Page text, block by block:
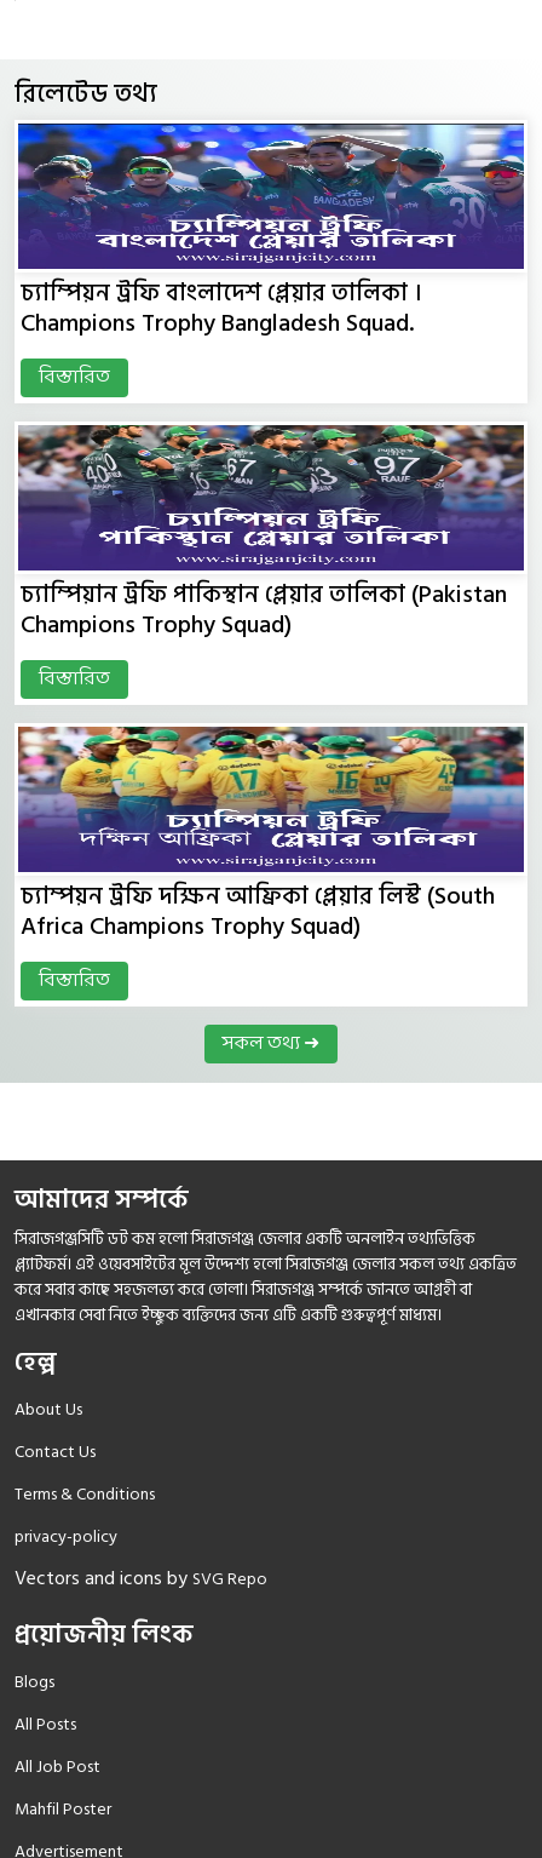
রিলেটেড তথ্য
চ্যাম্পিয়ন ট্রফি বাংলাদেশ প্লেয়ার তালিকা ।
Champions Trophy Bangladesh Squad.
বিস্তারিত
চ্যাম্পিয়ান ট্রফি পাকিস্থান প্লেয়ার তালিকা (Pakistan
Champions Trophy Squad)
বিস্তারিত
চ্যাম্পয়ন ট্রফি দক্ষিন আফ্রিকা প্লেয়ার লিস্ট (South
Africa Champions Trophy Squad)
বিস্তারিত
সকল তথ্য ➜
আমাদের সম্পর্কে
সিরাজগঞ্জসিটি ডট কম হলো সিরাজগঞ্জ জেলার একটি অনলাইন তথ্যভিত্তিক
প্ল্যাটফর্ম। এই ওয়েবসাইটের মূল উদ্দেশ্য হলো সিরাজগঞ্জ জেলার সকল তথ্য একত্রিত
করে সবার কাছে সহজলভ্য করে তোলা। সিরাজগঞ্জ সম্পর্কে জানতে আগ্রহী বা
এখানকার সেবা নিতে ইচ্ছুক ব্যক্তিদের জন্য এটি একটি গুরুত্বপূর্ণ মাধ্যম।
হেল্প
About Us
Contact Us
Terms & Conditions
privacy-policy
Vectors and icons by SVG Repo
প্রয়োজনীয় লিংক
Blogs
All Posts
All Job Post
Mahfil Poster
Advertisement